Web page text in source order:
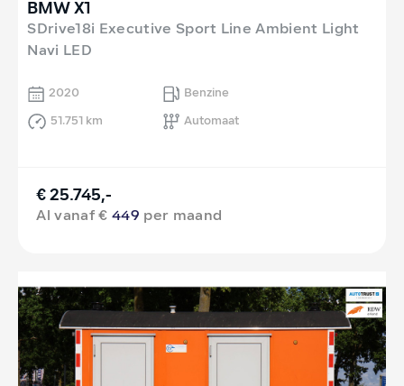
BMW X1
SDrive18i Executive Sport Line Ambient Light
Navi LED
2020
Benzine
51.751 km
Automaat
€ 25.745,-
Al vanaf €449 per maand